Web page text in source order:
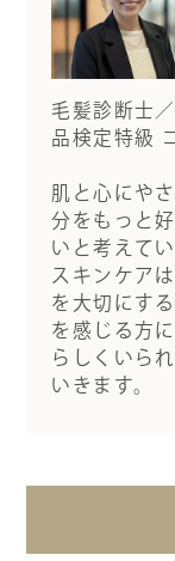
毛髪診断士
品検定特級
肌と心にや
分をもっと
いと考えてい
スキンケア
を大切にす
を感じる方
らしくいら
いきます。